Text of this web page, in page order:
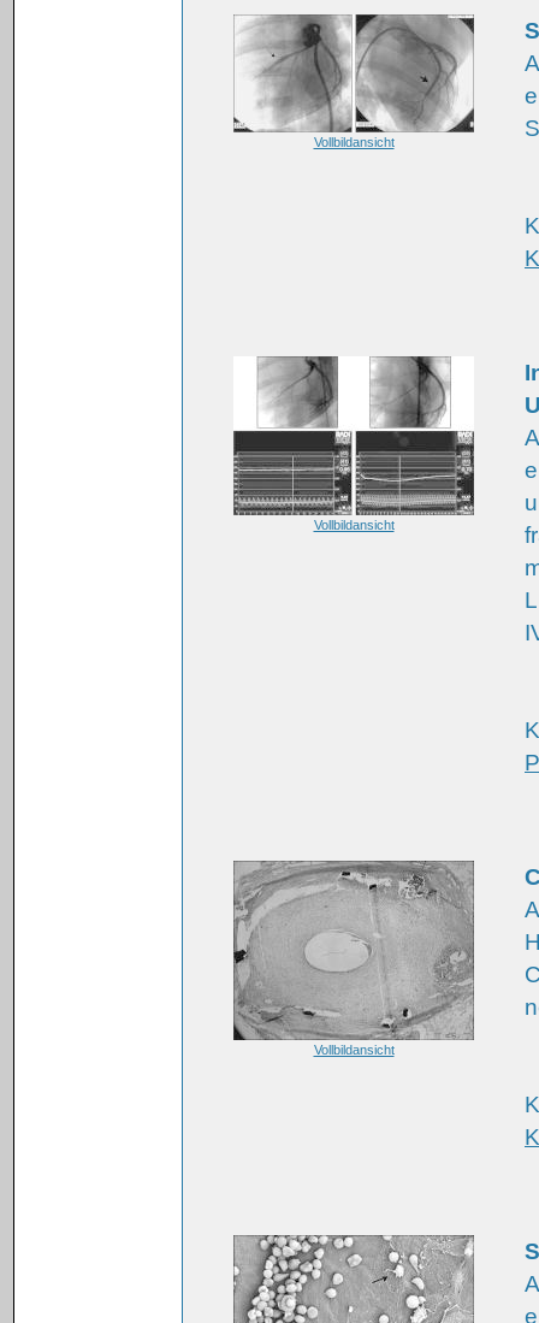
Vollbildansicht
Vollbildansicht
Vollbildansicht